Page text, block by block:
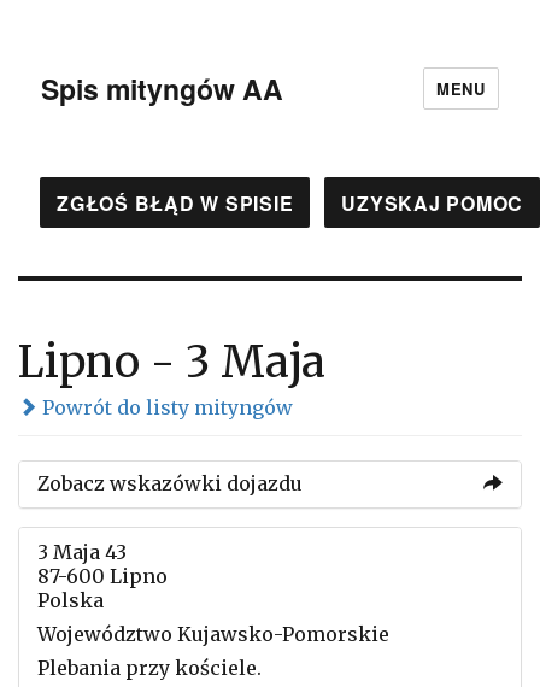
Spis mityngów AA MENU
ZGŁOŚ BŁĄD W SPISIE UZYSKAJ POMOC
Lipno - 3 Maja
Powrót do listy mityngów
Zobacz wskazówki dojazdu
3 Maja 43
87-600 Lipno
Polska
Województwo Kujawsko-Pomorskie
Plebania przy kościele.